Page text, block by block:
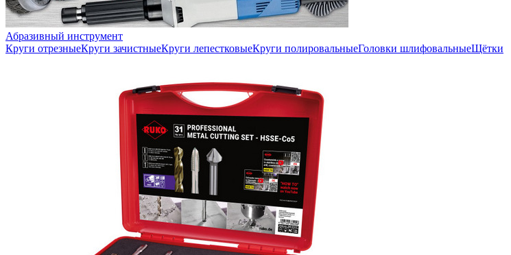
Абразивный инструмент
Круги отрезныеКруги зачистныеКруги лепестковыеКруги полировальныеГоловки шлифовальныеЩётки